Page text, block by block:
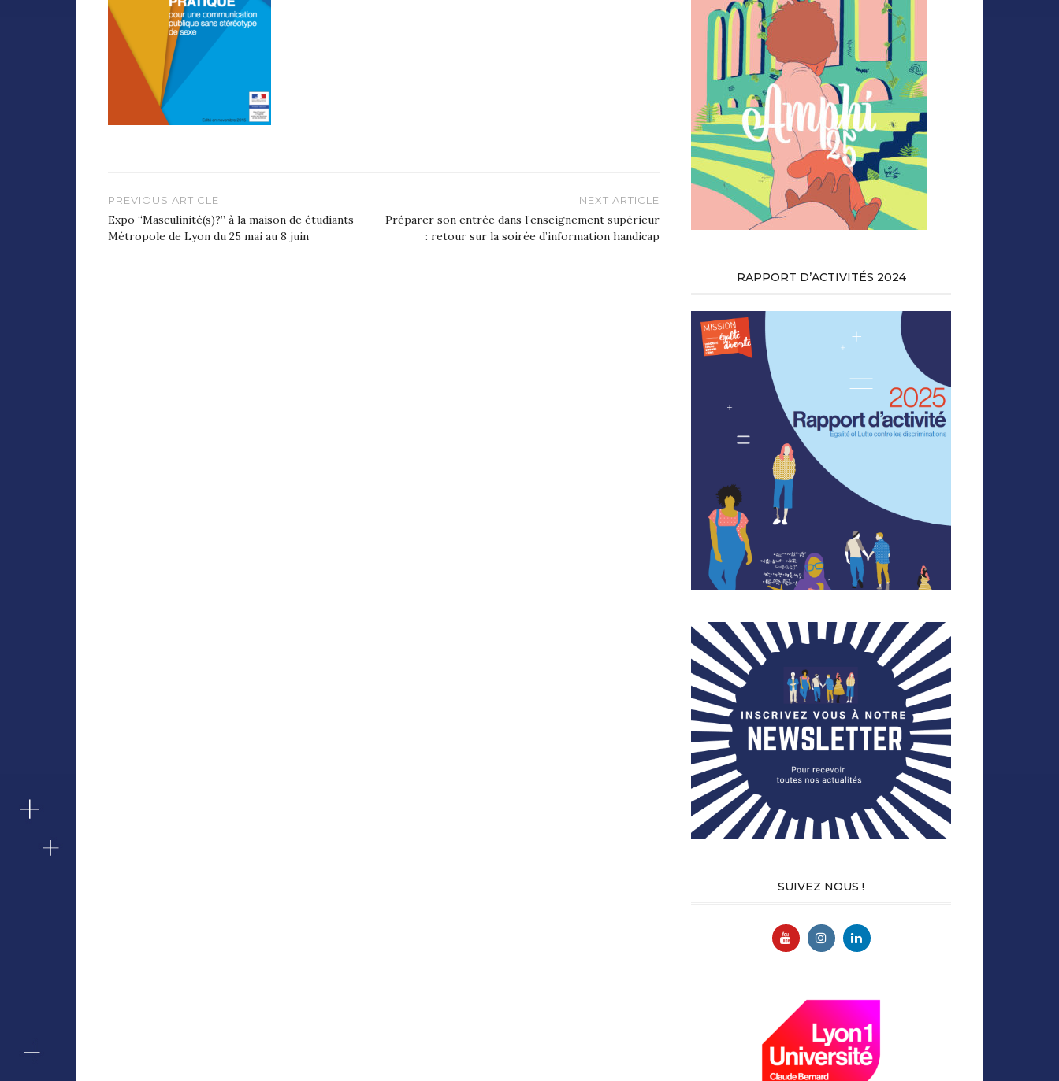
Navigation
de
l’article
PREVIOUS ARTICLE
Expo “Masculinité(s)?” à la maison de étudiants
Métropole de Lyon du 25 mai au 8 juin
NEXT ARTICLE
Préparer son entrée dans l’enseignement supérieur
: retour sur la soirée d’information handicap
RAPPORT D’ACTIVITÉS 2024
SUIVEZ NOUS !